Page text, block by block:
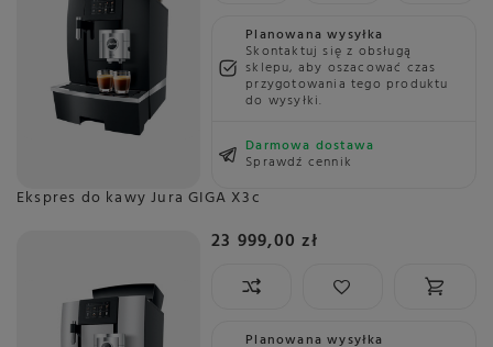
Planowana wysyłka
Skontaktuj się z obsługą
sklepu, aby oszacować czas
przygotowania tego produktu
do wysyłki.
Darmowa dostawa
Sprawdź cennik
Ekspres do kawy Jura GIGA X3c
23 999,00 zł
Planowana wysyłka